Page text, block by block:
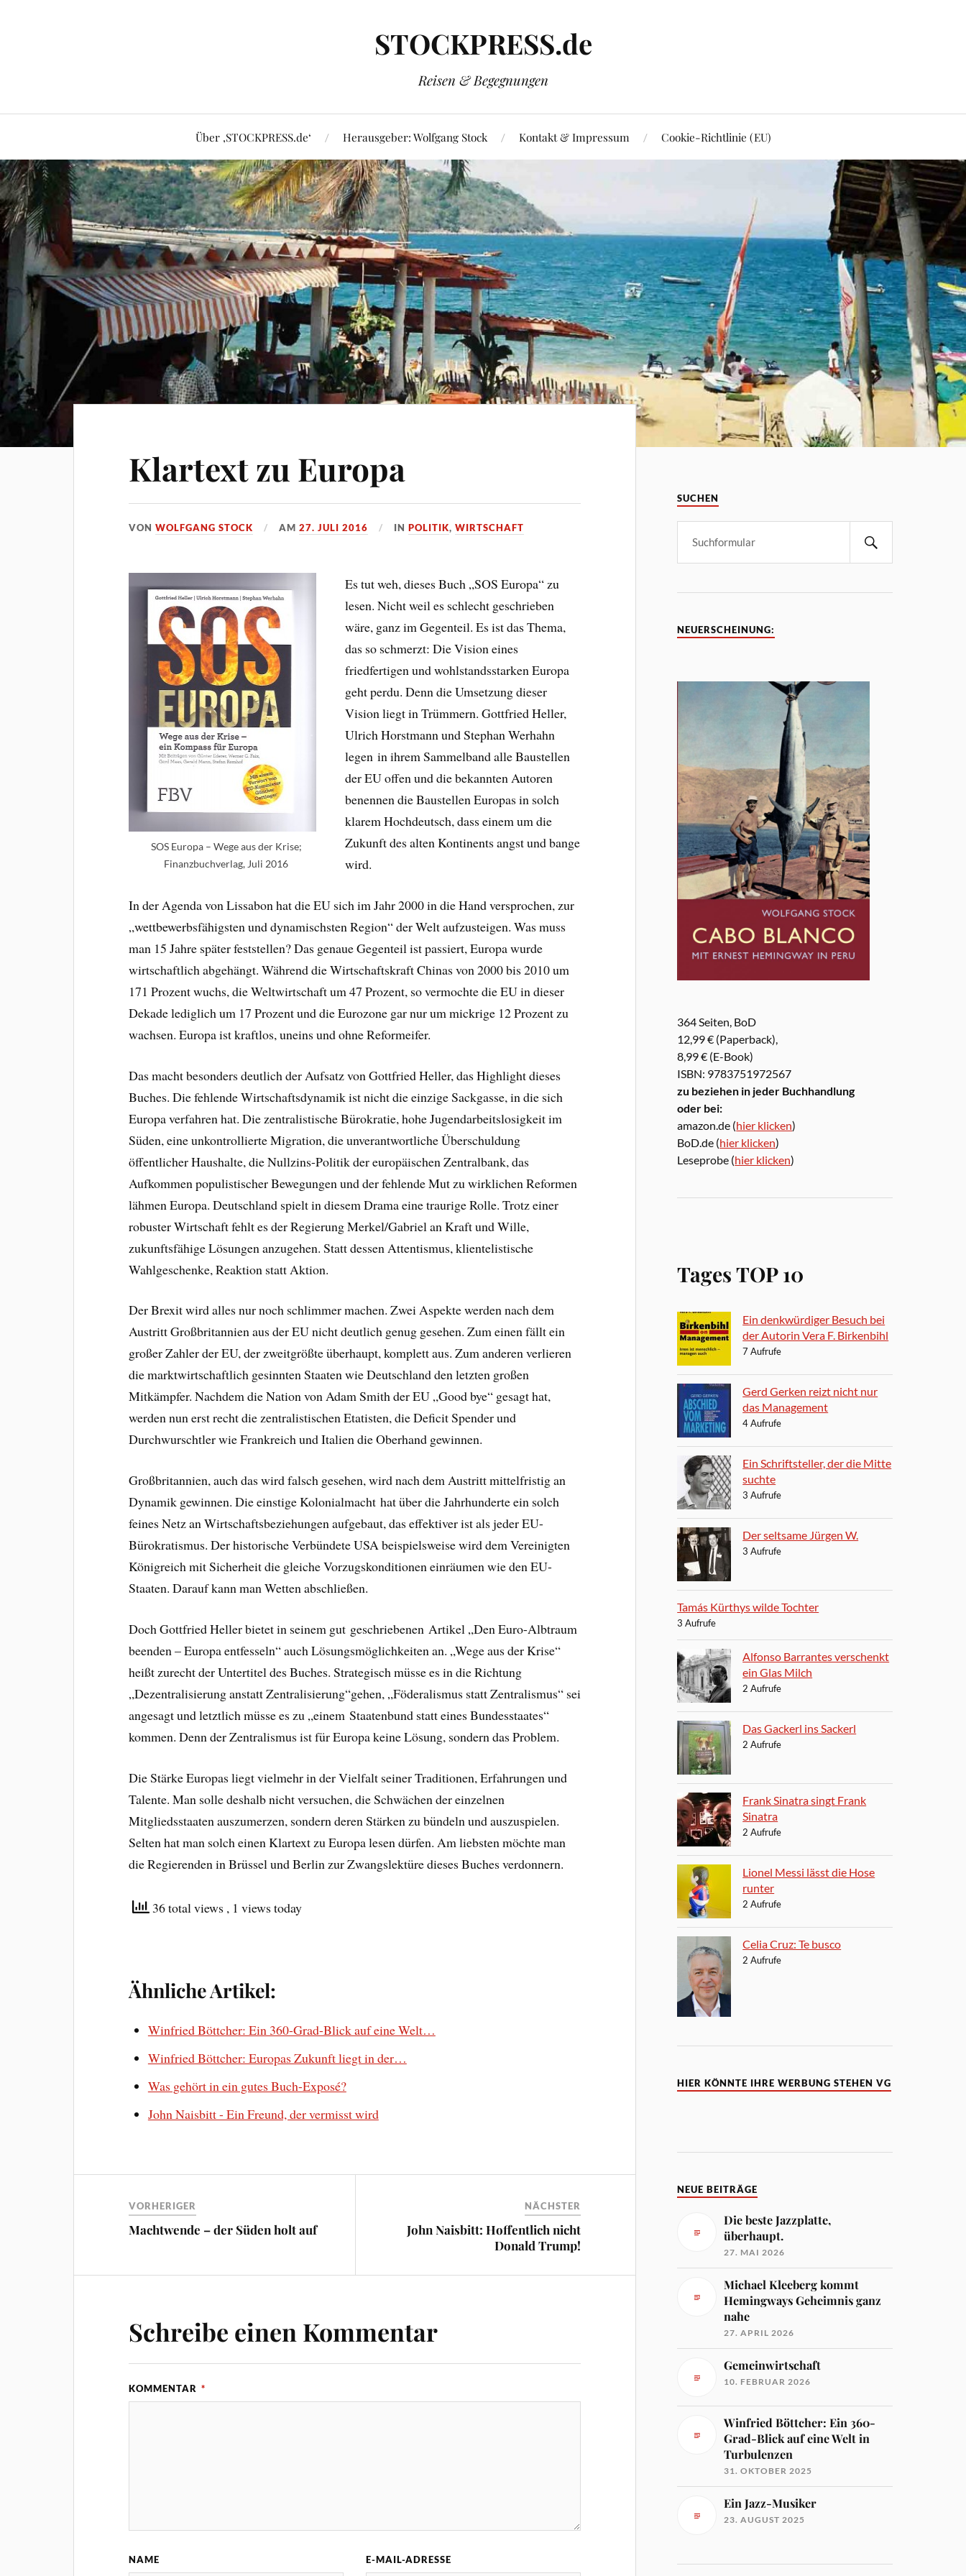
STOCKPRESS.de
Reisen & Begegnungen
Über ‚STOCKPRESS.de‘ Herausgeber: Wolfgang Stock Kontakt & Impressum Cookie-Richtlinie (EU)
Klartext zu Europa
VONWOLFGANG STOCK AM27. JULI 2016 INPOLITIK,WIRTSCHAFT
SOS Europa – Wege aus der Krise;
Finanzbuchverlag, Juli 2016
Es tut weh, dieses Buch „SOS Europa“ zu
lesen. Nicht weil es schlecht geschrieben
wäre, ganz im Gegenteil. Es ist das Thema,
das so schmerzt: Die Vision eines
friedfertigen und wohlstandsstarken Europa
geht perdu. Denn die Umsetzung dieser
Vision liegt in Trümmern. Gottfried Heller,
Ulrich Horstmann und Stephan Werhahn
legen in ihrem Sammelband alle Baustellen
der EU offen und die bekannten Autoren
benennen die Baustellen Europas in solch
klarem Hochdeutsch, dass einem um die
Zukunft des alten Kontinents angst und bange
wird.
In der Agenda von Lissabon hat die EU sich im Jahr 2000 in die Hand versprochen, zur
„wettbewerbsfähigsten und dynamischsten Region“ der Welt aufzusteigen. Was muss
man 15 Jahre später feststellen? Das genaue Gegenteil ist passiert, Europa wurde
wirtschaftlich abgehängt. Während die Wirtschaftskraft Chinas von 2000 bis 2010 um
171 Prozent wuchs, die Weltwirtschaft um 47 Prozent, so vermochte die EU in dieser
Dekade lediglich um 17 Prozent und die Eurozone gar nur um mickrige 12 Prozent zu
wachsen. Europa ist kraftlos, uneins und ohne Reformeifer.
Das macht besonders deutlich der Aufsatz von Gottfried Heller, das Highlight dieses
Buches. Die fehlende Wirtschaftsdynamik ist nicht die einzige Sackgasse, in die sich
Europa verfahren hat. Die zentralistischeBürokratie, hohe Jugendarbeitslosigkeit im
Süden, eine unkontrollierte Migration, die unverantwortliche Überschuldung
öffentlicher Haushalte, die Nullzins-Politik der europäischen Zentralbank, das
Aufkommen populistischer Bewegungen und der fehlende Mut zu wirklichen Reformen
lähmen Europa. Deutschland spielt in diesem Drama eine traurige Rolle. Trotz einer
robuster Wirtschaft fehlt es der Regierung Merkel/Gabriel an Kraft und Wille,
zukunftsfähige Lösungen anzugehen. Statt dessen Attentismus, klientelistische
Wahlgeschenke, Reaktion statt Aktion.
Der Brexit wird alles nur noch schlimmer machen. Zwei Aspekte werden nach dem
Austritt Großbritannien aus der EU nicht deutlich genug gesehen. Zum einen fällt ein
großer Zahler der EU, der zweitgrößte überhaupt, komplett aus. Zum anderen verlieren
die marktwirtschaftlich gesinnten Staaten wie Deutschland den letzten großen
Mitkämpfer. Nachdem die Nation von Adam Smith der EU „Good bye“ gesagt hat,
werden nun erst recht die zentralistischen Etatisten, die Deficit Spender und
Durchwurschtler wie Frankreich und Italien die Oberhand gewinnen.
Großbritannien, auch das wird falsch gesehen, wird nach dem Austritt mittelfristig an
Dynamik gewinnen. Die einstige Kolonialmacht hat über die Jahrhunderte ein solch
feines Netz an Wirtschaftsbeziehungen aufgebaut, das effektiver ist als jeder EU-
Bürokratismus. Der historische Verbündete USA beispielsweise wird dem Vereinigten
Königreich mit Sicherheit die gleiche Vorzugskonditionen einräumen wie den EU-
Staaten. Darauf kann man Wetten abschließen.
Doch Gottfried Heller bietet in seinem gut geschriebenen Artikel „Den Euro-Albtraum
beenden – Europa entfesseln“ auch Lösungsmöglichkeiten an. „Wege aus der Krise“
heißt zurecht der Untertitel des Buches. Strategisch müsse es in die Richtung
„Dezentralisierung anstatt Zentralisierung“gehen, „Föderalismus statt Zentralismus“ sei
angesagt und letztlich müsse es zu „einem Staatenbund statt eines Bundesstaates“
kommen. Denn der Zentralismus ist für Europa keine Lösung, sondern das Problem.
Die Stärke Europas liegt vielmehr in der Vielfalt seiner Traditionen, Erfahrungen und
Talente. Man solle deshalb nicht versuchen, die Schwächen der einzelnen
Mitgliedsstaaten auszumerzen, sondern deren Stärken zu bündeln und auszuspielen.
Selten hat man solch einen Klartext zu Europa lesen dürfen. Am liebsten möchte man
die Regierenden in Brüssel und Berlin zur Zwangslektüre dieses Buches verdonnern.
36 total views , 1 views today
Ähnliche Artikel:
Winfried Böttcher: Ein 360-Grad-Blick auf eine Welt…
Winfried Böttcher: Europas Zukunft liegt in der…
Was gehört in ein gutes Buch-Exposé?
John Naisbitt - Ein Freund, der vermisst wird
VORHERIGER
Machtwende – der Süden holt auf
NÄCHSTER
John Naisbitt: Hoffentlich nicht
Donald Trump!
Schreibe einen Kommentar
KOMMENTAR *
NAME E-MAIL-ADRESSE
SUCHEN
NEUERSCHEINUNG:
364 Seiten, BoD
12,99 € (Paperback),
8,99 € (E-Book)
ISBN: 9783751972567
zu beziehen in jeder Buchhandlung
oder bei:
amazon.de (hier klicken)
BoD.de (hier klicken)
Leseprobe (hier klicken)
Tages TOP 10
Ein denkwürdiger Besuch bei
der Autorin Vera F. Birkenbihl
7 Aufrufe
Gerd Gerken reizt nicht nur
das Management
4 Aufrufe
Ein Schriftsteller, der die Mitte
suchte
3 Aufrufe
Der seltsame Jürgen W.
3 Aufrufe
Tamás Kürthys wilde Tochter
3 Aufrufe
Alfonso Barrantes verschenkt
ein Glas Milch
2 Aufrufe
Das Gackerl ins Sackerl
2 Aufrufe
Frank Sinatra singt Frank
Sinatra
2 Aufrufe
Lionel Messi lässt die Hose
runter
2 Aufrufe
Celia Cruz: Te busco
2 Aufrufe
HIER KÖNNTE IHRE WERBUNG STEHEN VG
NEUE BEITRÄGE
Die beste Jazzplatte,
überhaupt.
27. MAI 2026
Michael Kleeberg kommt
Hemingways Geheimnis ganz
nahe
27. APRIL 2026
Gemeinwirtschaft
10. FEBRUAR 2026
Winfried Böttcher: Ein 360-
Grad-Blick auf eine Welt in
Turbulenzen
31. OKTOBER 2025
Ein Jazz-Musiker
23. AUGUST 2025